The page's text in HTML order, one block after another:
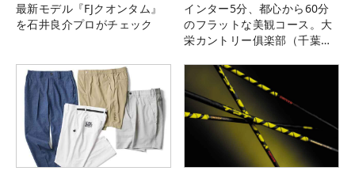
最新モデル『FJクオンタム』
を石井良介プロがチェック
インター5分、都心から60分
のフラットな美観コース。大
栄カントリー俱楽部（千葉